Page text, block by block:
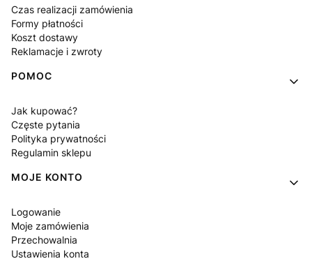
Czas realizacji zamówienia
Formy płatności
Koszt dostawy
Reklamacje i zwroty
POMOC
Jak kupować?
Częste pytania
Polityka prywatności
Regulamin sklepu
MOJE KONTO
Logowanie
Moje zamówienia
Przechowalnia
Ustawienia konta